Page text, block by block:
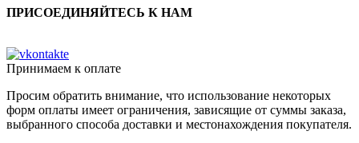
ПРИСОЕДИНЯЙТЕСЬ К НАМ
Принимаем к оплате
Просим обратить внимание, что использование некоторых
форм оплаты имеет ограничения, зависящие от суммы заказа,
выбранного способа доставки и местонахождения покупателя.